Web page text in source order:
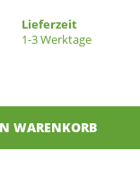
Lieferzeit
1-3 Werktage
WARENKORB